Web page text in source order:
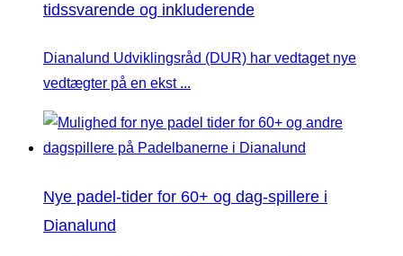
tidssvarende og inkluderende
Dianalund Udviklingsråd (DUR) har vedtaget nye
vedtægter på en ekst ...
Nye padel-tider for 60+ og dag-spillere i
Dianalund